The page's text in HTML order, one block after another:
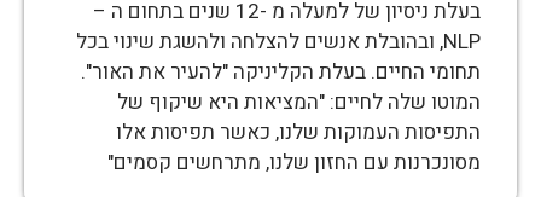
בעלת ניסיון של למעלה מ -12 שנים בתחום ה –
NLP, ובהובלת אנשים להצלחה ולהשגת שינוי בכל
תחומי החיים. בעלת הקליניקה "להעיר את האור".
המוטו שלה לחיים: "המציאות היא שיקוף של
התפיסות העמוקות שלנו, כאשר תפיסות אלו
מסונכרנות עם החזון שלנו, מתרחשים קסמים"